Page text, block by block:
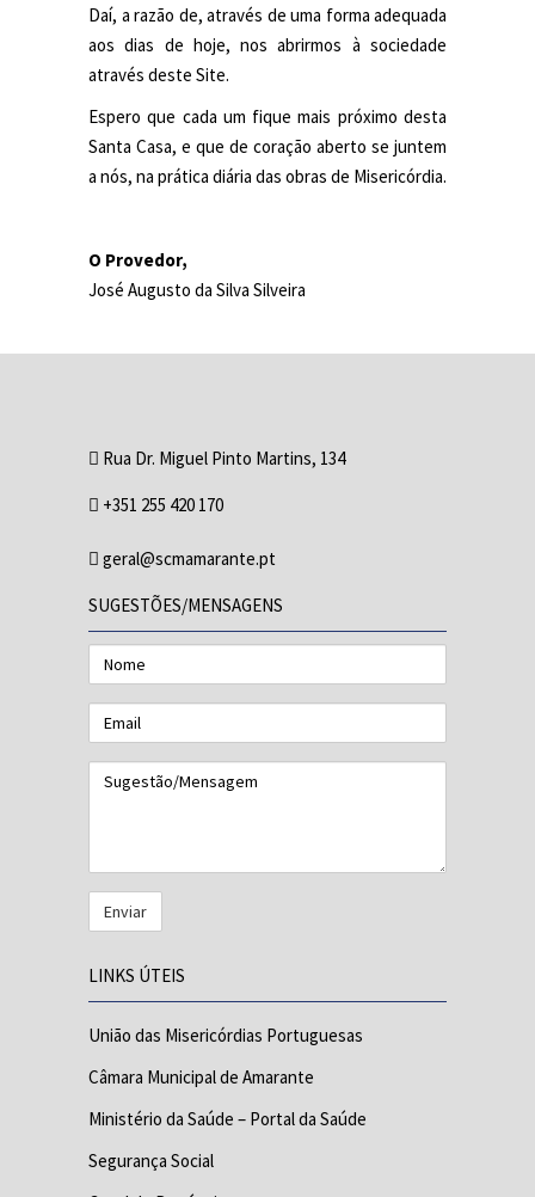
Daí, a razão de, através de uma forma adequada
aos dias de hoje, nos abrirmos à sociedade
através deste Site.
Espero que cada um fique mais próximo desta
Santa Casa, e que de coração aberto se juntem
a nós, na prática diária das obras de Misericórdia.
O Provedor,
José Augusto da Silva Silveira
Rua Dr. Miguel Pinto Martins, 134
+351 255 420 170
geral@scmamarante.pt
SUGESTÕES/MENSAGENS
Nome
Email
Sugestão/Mensagem
LINKS ÚTEIS
União das Misericórdias Portuguesas
Câmara Municipal de Amarante
Ministério da Saúde – Portal da Saúde
Segurança Social